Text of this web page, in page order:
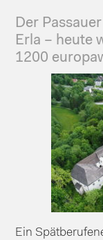
Der
Erla – heute
1200
Ein